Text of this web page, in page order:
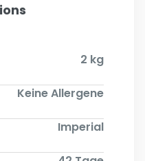
2 kg
Keine Allergene
Imperial